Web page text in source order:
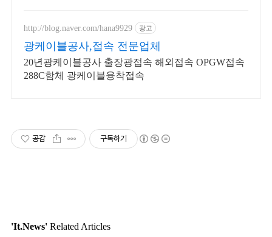
http://blog.naver.com/hana9929 광고
광케이블공사,접속 전문업체
20년광케이블공사 출장광접속 해외접속 OPGW접속
288C함체 광케이블융착접속
공감 구독하기
'It.News' Related Articles